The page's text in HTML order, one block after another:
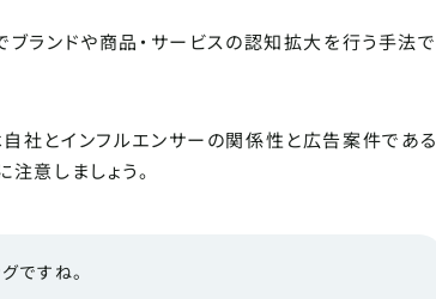
ランドや商品・サービスの認知拡大を行う手法で
社とインフルエンサーの関係性と広告案件であ
意しましょう。
ですね。